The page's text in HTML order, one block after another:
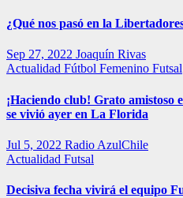
¿Qué nos pasó en la
Sep 27, 2022 Joaquín Rivas
Actualidad Fútbol Femenino Futsal
¡Haciendo club! Grato amistoso
se vivió ayer en La Florida
Jul 5, 2022 Radio AzulChile
Actualidad Futsal
Decisiva fecha vivirá el equipo